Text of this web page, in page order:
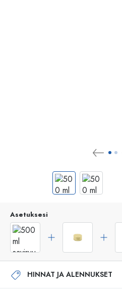
Asetuksesi
HINNAT JA ALENNUKSET